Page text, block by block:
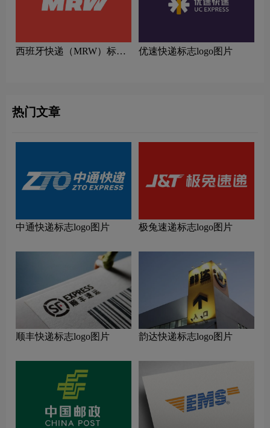
西班牙快递（MRW）标志
优速快递标志logo图片
热门文章
中通快递标志logo图片 极兔速递标志logo图片
顺丰快递标志logo图片 韵达快递标志logo图片